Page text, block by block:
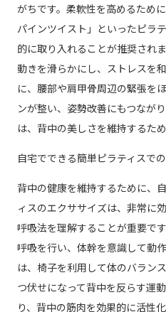
がちです。柔軟性を高めるため
パインツイスト」といったピラ
的に取り入れることが推奨され
動きを滑らかにし、ストレスを
に、腰部や肩甲骨周辺の緊張を
ンが整い、姿勢改善にもつなが
は、背中の美しさを維持するた
自宅でできる簡単ピラティスで
背中の健康を維持するために、
ィスのエクササイズは、非常に
呼吸法を理解することが重要で
呼吸を行い、体幹を意識して動
は、椅子を利用して体のバラン
つ伏せになって背中を反らす運
り、背中の筋肉を効果的に活性